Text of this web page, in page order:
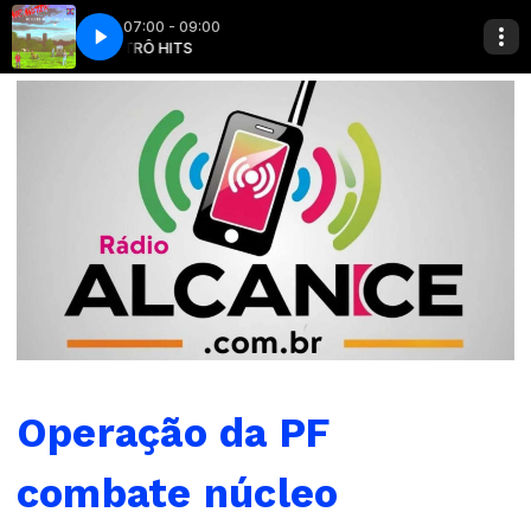
07:00 - 09:00
RETRÔ HITS
Mr Mister - Broken Wings
Operação da PF
combate núcleo